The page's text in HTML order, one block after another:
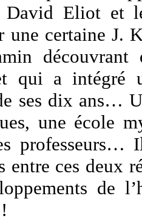
Eliot et
une certaine J.
qui a intégré
ses dix ans…
une école
entre ces deux
de